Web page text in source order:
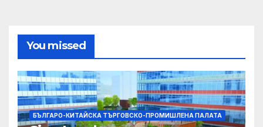
You missed
БЪЛГАРО-КИТАЙСКА ТЪРГОВСКО-ПРОМИШЛЕНА ПАЛАТА